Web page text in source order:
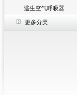
逃生空气呼吸器
更多分类